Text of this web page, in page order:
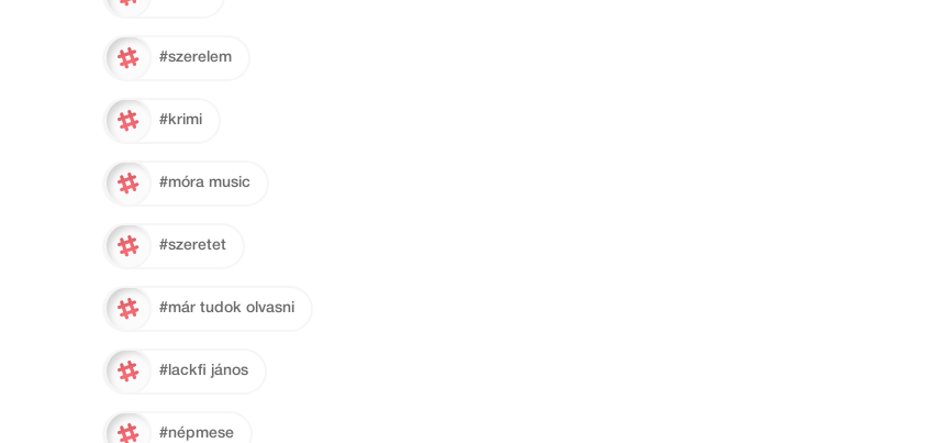
#szerelem
#krimi
#móra music
#szeretet
#már tudok olvasni
#lackfi jános
#népmese